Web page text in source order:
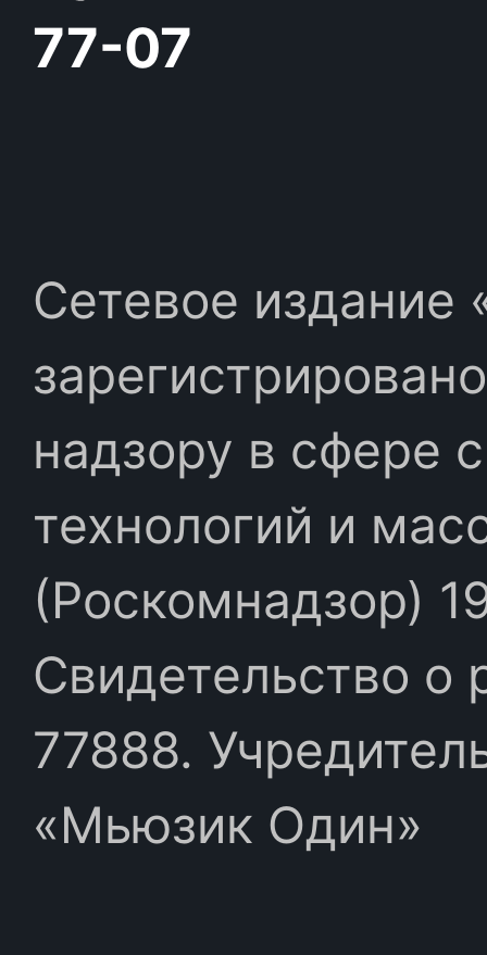
77-07
Сетевое издание
надзору в сфере
технологий и
(Роскомнадзор)
Свидетельство
77888.
«Мьюзик Один»